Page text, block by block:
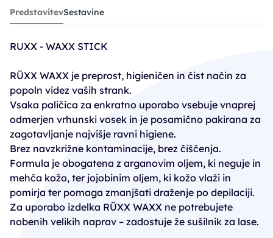
palčke RUXX Waxx Stick - 12 kosov
8,95€
PredstavitevSestavine
RUXX - WAXX STICK
RÜXX WAXX je preprost, higieničen in čist način za
popoln videz vaših strank.
Vsaka paličica za enkratno uporabo vsebuje vnaprej
odmerjen vrhunski vosek in je posamično pakirana za
zagotavljanje najvišje ravni higiene.
Brez navzkrižne kontaminacije, brez čiščenja.
Formula je obogatena z arganovim oljem, ki neguje in
mehča kožo, ter jojobinim oljem, ki kožo vlaži in
pomirja ter pomaga zmanjšati draženje po depilaciji.
Za uporabo izdelka RÜXX WAXX ne potrebujete
nobenih velikih naprav – zadostuje že sušilnik za lase.